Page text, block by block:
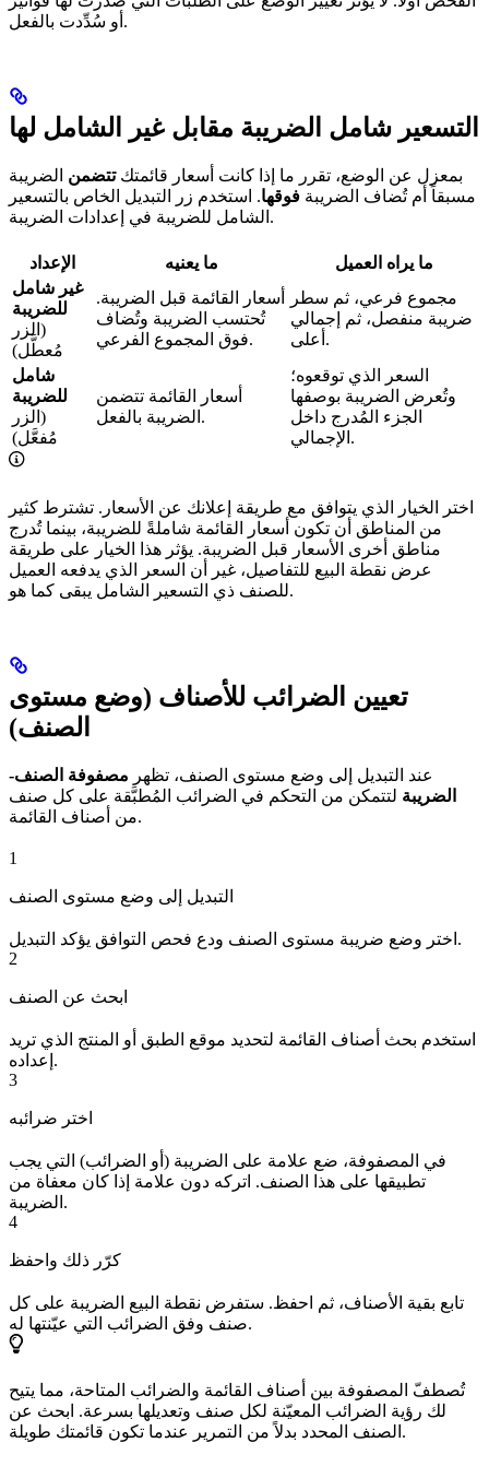
أو سُدِّدت بالفعل.
التسعير شامل الضريبة مقابل غير الشامل لها
بمعزل عن الوضع، تقرر ما إذا كانت أسعار قائمتكتتضمن الضريبة
مسبقاً أم تُضاف الضريبة فوقها. استخدم زر التبديل الخاص بالتسعير
الشامل للضريبة في إعدادات الضريبة.
الإعداد ما يعنيه
ما يراه العميل
غير شامل
للضريبة
(الزر
مُعطَّل)
أسعار القائمة قبل الضريبة.
تُحتسب الضريبة وتُضاف
فوق المجموع الفرعي.
مجموع فرعي، ثم سطر
ضريبة منفصل، ثم إجمالي
أعلى.
شامل
للضريبة
(الزر
مُفعَّل)
أسعار القائمة تتضمن
الضريبة بالفعل.
السعر الذي توقعوه؛
وتُعرض الضريبة بوصفها
الجزء المُدرج داخل
الإجمالي.
اختر الخيار الذي يتوافق مع طريقة إعلانك عن الأسعار. تشترط كثير
من المناطق أن تكون أسعار القائمة شاملةً للضريبة، بينما تُدرج
مناطق أخرى الأسعار قبل الضريبة. يؤثر هذا الخيار على طريقة
عرض نقطة البيع للتفاصيل، غير أن السعر الذي يدفعه العميل
للصنف ذي التسعير الشامل يبقى كما هو.
تعيين الضرائب للأصناف (وضع مستوى
الصنف)
عند التبديل إلى وضع مستوى الصنف، تظهر مصفوفة الصنف-
الضريبة لتتمكن من التحكم في الضرائب المُطبَّقة على كل صنف
من أصناف القائمة.
1
التبديل إلى وضع مستوى الصنف
اختر وضع ضريبة مستوى الصنف ودع فحص التوافق يؤكد التبديل.
2
ابحث عن الصنف
استخدم بحث أصناف القائمة لتحديد موقع الطبق أو المنتج الذي تريد
إعداده.
3
اختر ضرائبه
في المصفوفة، ضع علامة على الضريبة (أو الضرائب) التي يجب
تطبيقها على هذا الصنف. اتركه دون علامة إذا كان معفاة من
الضريبة.
4
كرّر ذلك واحفظ
تابع بقية الأصناف، ثم احفظ. ستفرض نقطة البيع الضريبة على كل
صنف وفق الضرائب التي عيّنتها له.
تُصطفّ المصفوفة بين أصناف القائمة والضرائب المتاحة، مما يتيح
لك رؤية الضرائب المعيّنة لكل صنف وتعديلها بسرعة. ابحث عن
الصنف المحدد بدلاً من التمرير عندما تكون قائمتك طويلة.